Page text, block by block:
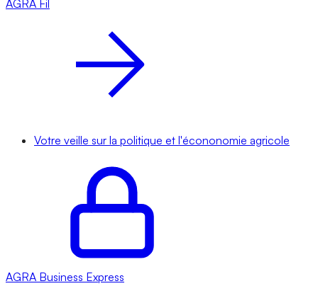
AGRA Fil
Votre veille sur la politique et l'écononomie agricole
AGRA Business Express